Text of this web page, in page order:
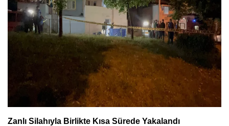
Zanlı Silahıyla Birlikte Kısa Sürede Yakalandı